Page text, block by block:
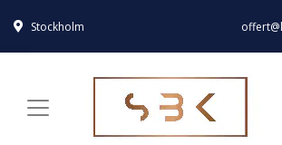
Stockholm